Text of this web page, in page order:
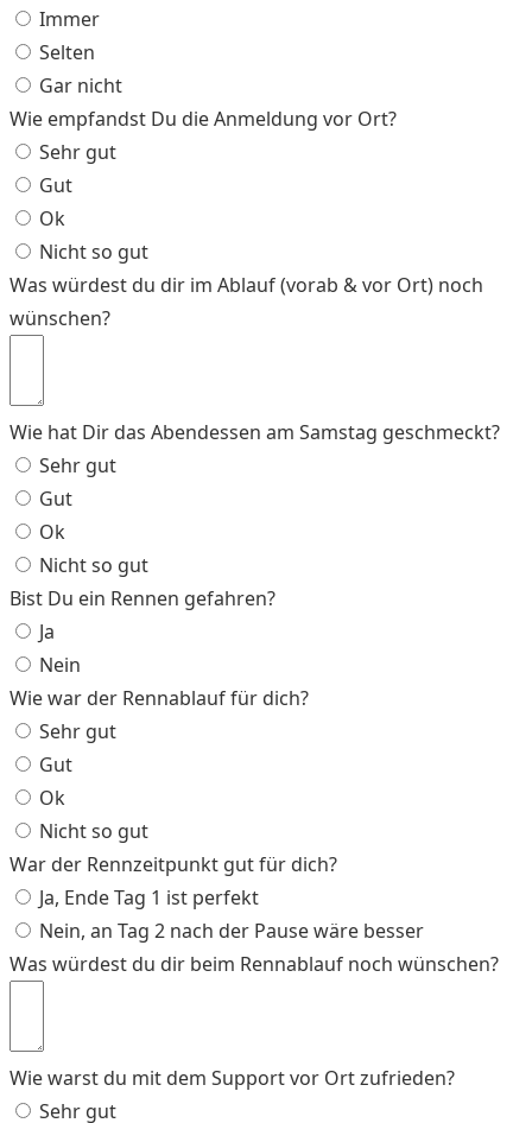
Immer
Selten
Gar nicht
Wie empfandst Du die Anmeldung vor Ort?
Sehr gut
Gut
Ok
Nicht so gut
Was würdest du dir im Ablauf (vorab & vor Ort) noch
wünschen?
Wie hat Dir das Abendessen am Samstag geschmeckt?
Sehr gut
Gut
Ok
Nicht so gut
Bist Du ein Rennen gefahren?
Ja
Nein
Wie war der Rennablauf für dich?
Sehr gut
Gut
Ok
Nicht so gut
War der Rennzeitpunkt gut für dich?
Ja, Ende Tag 1 ist perfekt
Nein, an Tag 2 nach der Pause wäre besser
Was würdest du dir beim Rennablauf noch wünschen?
Wie warst du mit dem Support vor Ort zufrieden?
Sehr gut